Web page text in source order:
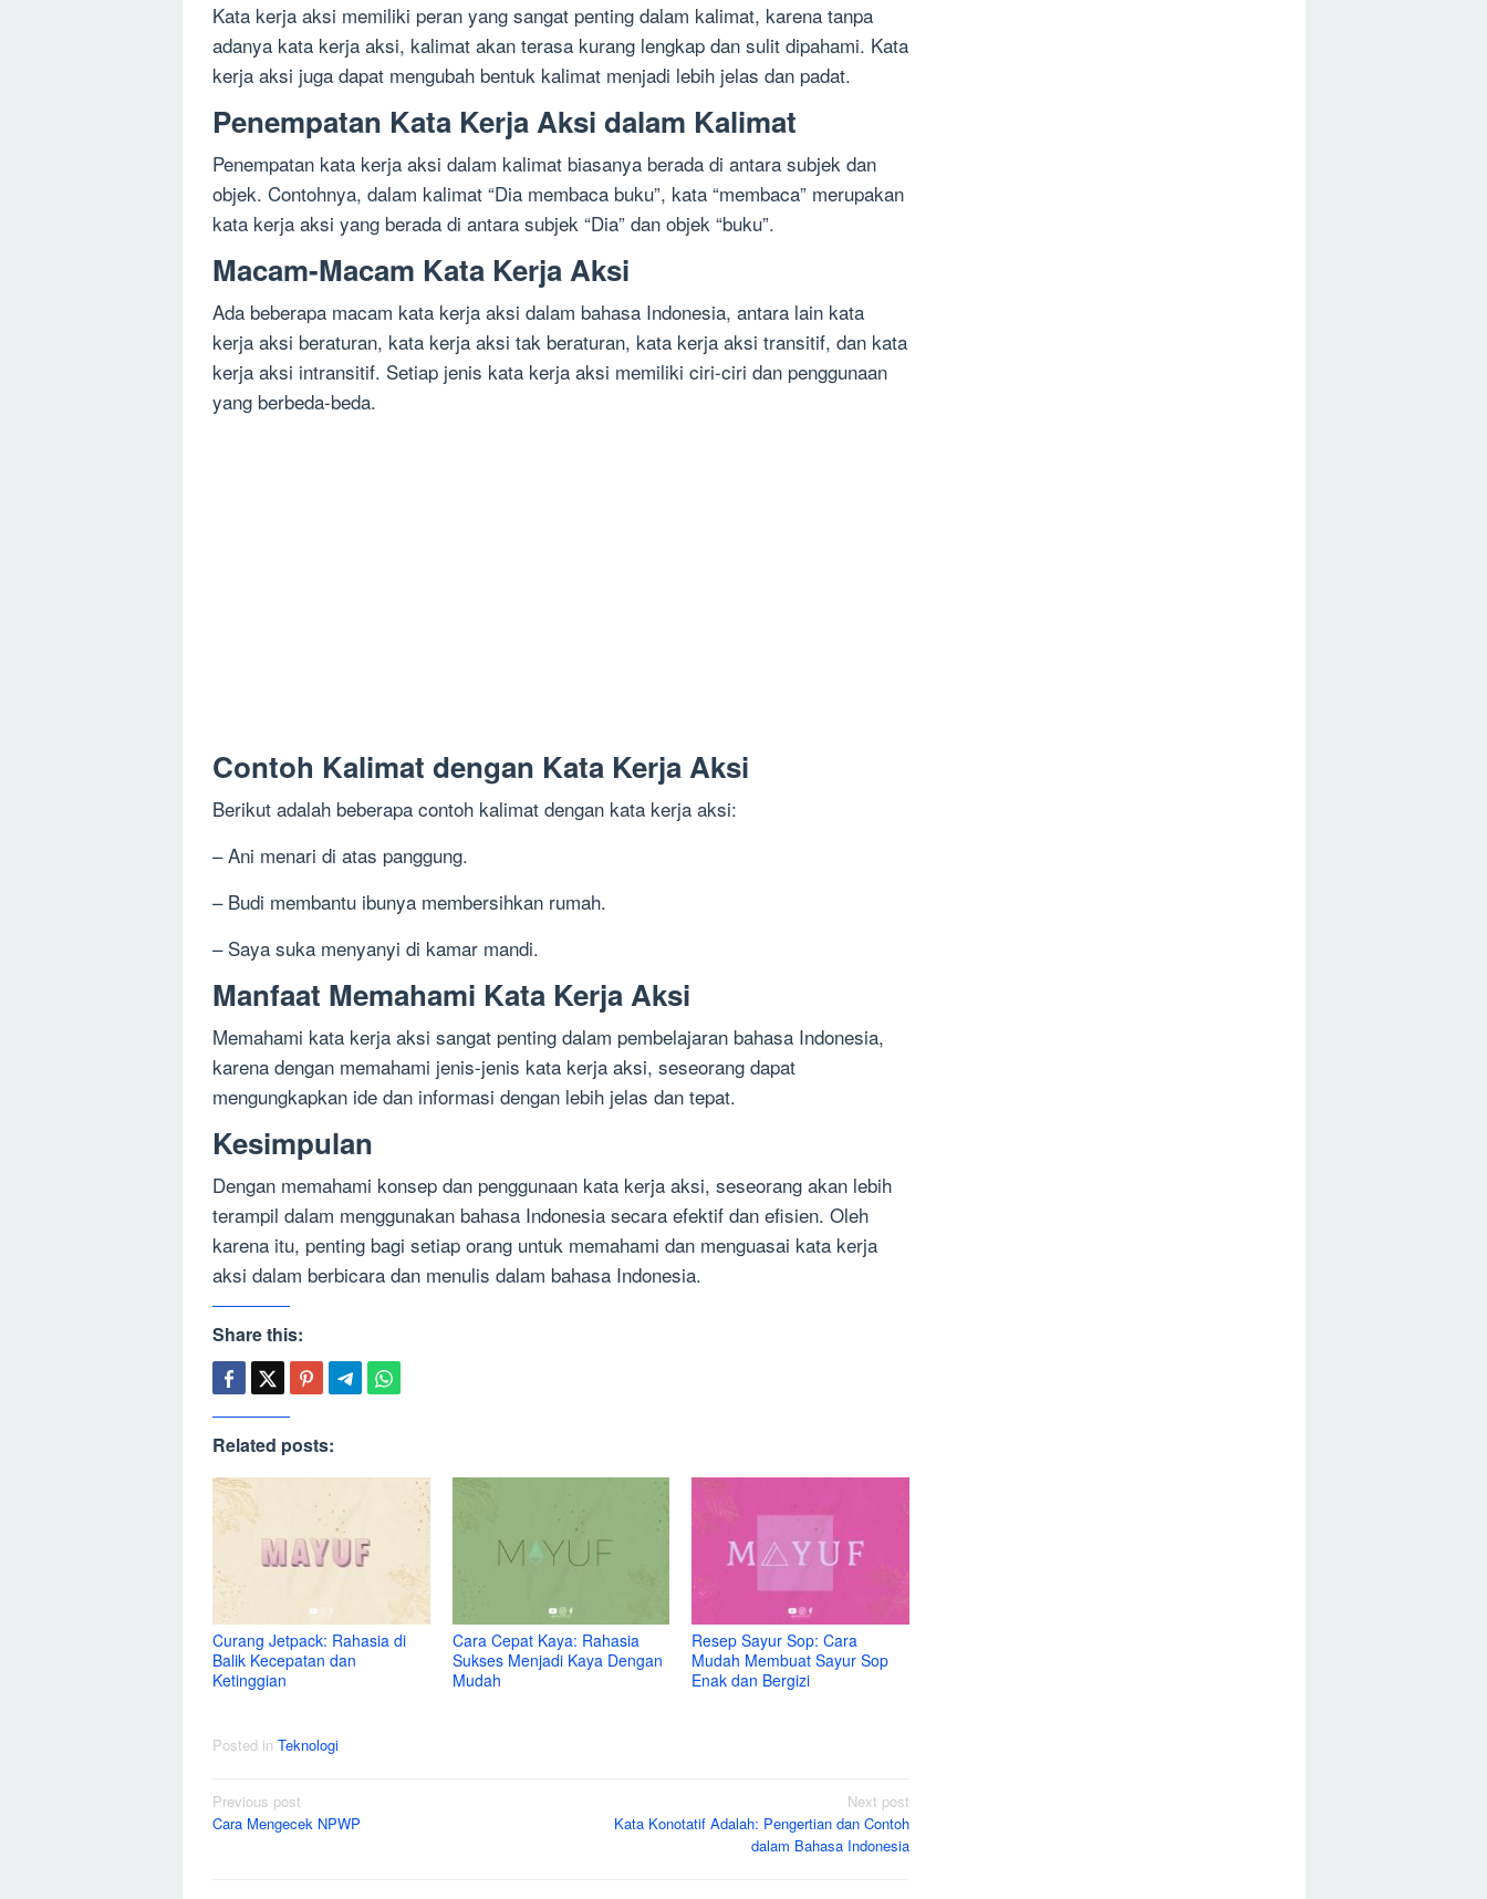
Kata kerja aksi memiliki peran yang sangat penting dalam kalimat, karena tanpa
adanya kata kerja aksi, kalimat akan terasa kurang lengkap dan sulit dipahami. Kata
kerja aksi juga dapat mengubah bentuk kalimat menjadi lebih jelas dan padat.
Penempatan Kata Kerja Aksi dalam Kalimat
Penempatan kata kerja aksi dalam kalimat biasanya berada di antara subjek dan
objek. Contohnya, dalam kalimat “Dia membaca buku”, kata “membaca” merupakan
kata kerja aksi yang berada di antara subjek “Dia” dan objek “buku”.
Macam-Macam Kata Kerja Aksi
Ada beberapa macam kata kerja aksi dalam bahasa Indonesia, antara lain kata
kerja aksi beraturan, kata kerja aksi tak beraturan, kata kerja aksi transitif, dan kata
kerja aksi intransitif. Setiap jenis kata kerja aksi memiliki ciri-ciri dan penggunaan
yang berbeda-beda.
Contoh Kalimat dengan Kata Kerja Aksi
Berikut adalah beberapa contoh kalimat dengan kata kerja aksi:
– Ani menari di atas panggung.
– Budi membantu ibunya membersihkan rumah.
– Saya suka menyanyi di kamar mandi.
Manfaat Memahami Kata Kerja Aksi
Memahami kata kerja aksi sangat penting dalam pembelajaran bahasa Indonesia,
karena dengan memahami jenis-jenis kata kerja aksi, seseorang dapat
mengungkapkan ide dan informasi dengan lebih jelas dan tepat.
Kesimpulan
Dengan memahami konsep dan penggunaan kata kerja aksi, seseorang akan lebih
terampil dalam menggunakan bahasa Indonesia secara efektif dan efisien. Oleh
karena itu, penting bagi setiap orang untuk memahami dan menguasai kata kerja
aksi dalam berbicara dan menulis dalam bahasa Indonesia.
Share this:
Related posts:
Curang Jetpack: Rahasia di
Balik Kecepatan dan
Ketinggian
Cara Cepat Kaya: Rahasia
Sukses Menjadi Kaya Dengan
Mudah
Resep Sayur Sop: Cara
Mudah Membuat Sayur Sop
Enak dan Bergizi
Posted in Teknologi
Post
navigation
Previous post
Cara Mengecek NPWP
Next post
Kata Konotatif Adalah: Pengertian dan Contoh
dalam Bahasa Indonesia